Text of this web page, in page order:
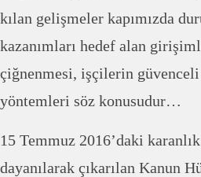
kılan gelişmeler kapımızda
kazanımları hedef alan
çiğnenmesi, işçilerin güvenceli
yöntemleri söz konusudur…
15 Temmuz 2016’daki
dayanılarak çıkarılan Kanun